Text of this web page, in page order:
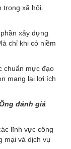
xã hội.
xây dựng
chỉ khi có niềm
chuẩn mực đạo
mang lại lợi ích
đánh giá
lĩnh vực công
mại và dịch vụ